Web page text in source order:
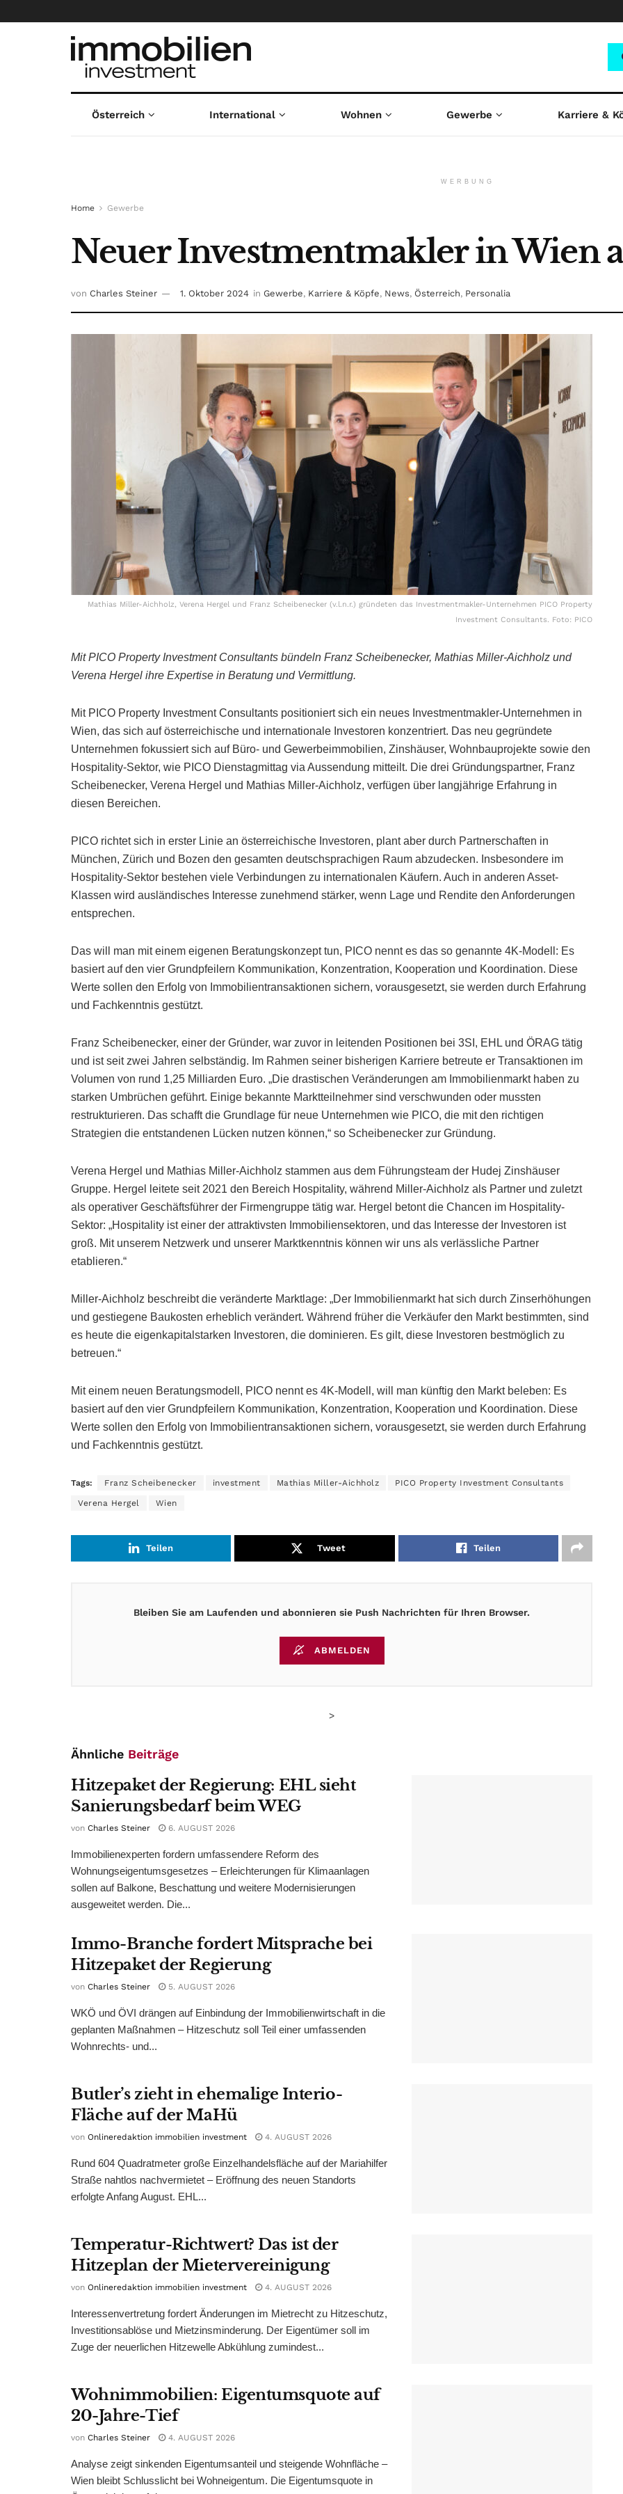
Österreich International Wohnen Gewerbe Karriere &
WERBUNG
Home Gewerbe
Neuer Investmentmakler in Wien
von Charles Steiner 1. Oktober 2024 in Gewerbe, Karriere & Köpfe, News, Österreich, Personalia
Mathias Miller-Aichholz, Verena Hergel und Franz Scheibenecker (v.l.n.r.) gründeten das Investmentmakler-Unternehmen PICO Property
Investment Consultants. Foto: PICO
Mit PICO Property Investment Consultants bündeln Franz Scheibenecker, Mathias Miller-Aichholz und
Verena Hergel ihre Expertise in Beratung und Vermittlung.
Mit PICO Property Investment Consultants positioniert sich ein neues Investmentmakler-Unternehmen in
Wien, das sich auf österreichische und internationale Investoren konzentriert. Das neu gegründete
Unternehmen fokussiert sich auf Büro- und Gewerbeimmobilien, Zinshäuser, Wohnbauprojekte sowie den
Hospitality-Sektor, wie PICO Dienstagmittag via Aussendung mitteilt. Die drei Gründungspartner, Franz
Scheibenecker, Verena Hergel und Mathias Miller-Aichholz, verfügen über langjährige Erfahrung in
diesen Bereichen.
PICO richtet sich in erster Linie an österreichische Investoren, plant aber durch Partnerschaften in
München, Zürich und Bozen den gesamten deutschsprachigen Raum abzudecken. Insbesondere im
Hospitality-Sektor bestehen viele Verbindungen zu internationalen Käufern. Auch in anderen Asset-
Klassen wird ausländisches Interesse zunehmend stärker, wenn Lage und Rendite den Anforderungen
entsprechen.
Das will man mit einem eigenen Beratungskonzept tun, PICO nennt es das so genannte 4K-Modell: Es
basiert auf den vier Grundpfeilern Kommunikation, Konzentration, Kooperation und Koordination. Diese
Werte sollen den Erfolg von Immobilientransaktionen sichern, vorausgesetzt, sie werden durch Erfahrung
und Fachkenntnis gestützt.
Franz Scheibenecker, einer der Gründer, war zuvor in leitenden Positionen bei 3SI, EHL und ÖRAG tätig
und ist seit zwei Jahren selbständig. Im Rahmen seiner bisherigen Karriere betreute er Transaktionen im
Volumen von rund 1,25 Milliarden Euro. „Die drastischen Veränderungen am Immobilienmarkt haben zu
starken Umbrüchen geführt. Einige bekannte Marktteilnehmer sind verschwunden oder mussten
restrukturieren. Das schafft die Grundlage für neue Unternehmen wie PICO, die mit den richtigen
Strategien die entstandenen Lücken nutzen können,“ so Scheibenecker zur Gründung.
Verena Hergel und Mathias Miller-Aichholz stammen aus dem Führungsteam der Hudej Zinshäuser
Gruppe. Hergel leitete seit 2021 den Bereich Hospitality, während Miller-Aichholz als Partner und zuletzt
als operativer Geschäftsführer der Firmengruppe tätig war. Hergel betont die Chancen im Hospitality-
Sektor: „Hospitality ist einer der attraktivsten Immobiliensektoren, und das Interesse der Investoren ist
groß. Mit unserem Netzwerk und unserer Marktkenntnis können wir uns als verlässliche Partner
etablieren.“
Miller-Aichholz beschreibt die veränderte Marktlage: „Der Immobilienmarkt hat sich durch Zinserhöhungen
und gestiegene Baukosten erheblich verändert. Während früher die Verkäufer den Markt bestimmten, sind
es heute die eigenkapitalstarken Investoren, die dominieren. Es gilt, diese Investoren bestmöglich zu
betreuen.“
Mit einem neuen Beratungsmodell, PICO nennt es 4K-Modell, will man künftig den Markt beleben: Es
basiert auf den vier Grundpfeilern Kommunikation, Konzentration, Kooperation und Koordination. Diese
Werte sollen den Erfolg von Immobilientransaktionen sichern, vorausgesetzt, sie werden durch Erfahrung
und Fachkenntnis gestützt.
Tags: Franz Scheibenecker investment Mathias Miller-Aichholz PICO Property Investment Consultants
Verena Hergel Wien
Teilen Tweet Teilen
Bleiben Sie am Laufenden und abonnieren sie Push Nachrichten für Ihren Browser.
ABMELDEN
>
Ähnliche Beiträge
Hitzepaket der Regierung: EHL sieht
Sanierungsbedarf beim WEG
von Charles Steiner 6. AUGUST 2026
Immobilienexperten fordern umfassendere Reform des
Wohnungseigentumsgesetzes – Erleichterungen für Klimaanlagen
sollen auf Balkone, Beschattung und weitere Modernisierungen
ausgeweitet werden. Die...
Immo-Branche fordert Mitsprache bei
Hitzepaket der Regierung
von Charles Steiner 5. AUGUST 2026
WKÖ und ÖVI drängen auf Einbindung der Immobilienwirtschaft in die
geplanten Maßnahmen – Hitzeschutz soll Teil einer umfassenden
Wohnrechts- und...
Butler’s zieht in ehemalige Interio-
Fläche auf der MaHü
von Onlineredaktion immobilien investment 4. AUGUST 2026
Rund 604 Quadratmeter große Einzelhandelsfläche auf der Mariahilfer
Straße nahtlos nachvermietet – Eröffnung des neuen Standorts
erfolgte Anfang August. EHL...
Temperatur-Richtwert? Das ist der
Hitzeplan der Mietervereinigung
von Onlineredaktion immobilien investment 4. AUGUST 2026
Interessenvertretung fordert Änderungen im Mietrecht zu Hitzeschutz,
Investitionsablöse und Mietzinsminderung. Der Eigentümer soll im
Zuge der neuerlichen Hitzewelle Abkühlung zumindest...
Wohnimmobilien: Eigentumsquote auf
20-Jahre-Tief
von Charles Steiner 4. AUGUST 2026
Analyse zeigt sinkenden Eigentumsanteil und steigende Wohnfläche –
Wien bleibt Schlusslicht bei Wohneigentum. Die Eigentumsquote in